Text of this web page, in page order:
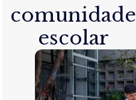
comunidade
escolar